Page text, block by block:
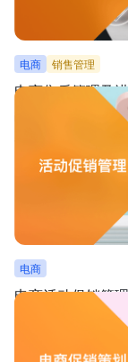
电商 销售管理
电商售后管理及
电商售后处理一张表管
层全局掌握订单问题及
电商
电商活动促销管理
轻松管理活动促销状态
可以在数据仪表盘清晰